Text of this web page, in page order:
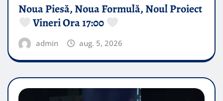
Noua Piesă, Noua Formulă, Noul Proiect
Vineri Ora 17:00
admin aug. 5, 2026